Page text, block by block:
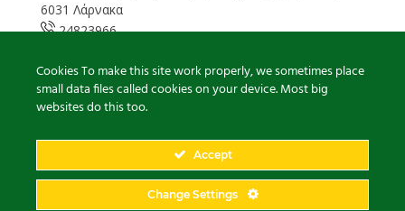
6031 Λάρνακα
24823966
08:00 – 16:00 Καθημερινά
larnaka@cyprusgreens.org
2026© Ολα τα δικαιώματα διατηρούνται
Cookies To make this site work properly, we sometimes place
small data files called cookies on your device. Most big
websites do this too.
Accept
Change Settings